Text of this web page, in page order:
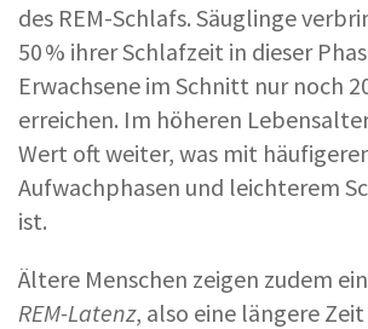
des REM-Schlafs. Säuglinge
50 % ihrer Schlafzeit in dieser
Erwachsene im Schnitt nur noch
erreichen. Im höheren
Wert oft weiter, was mit
Aufwachphasen und leichterem
ist.
Ältere Menschen zeigen zudem
REM-Latenz, also eine längere